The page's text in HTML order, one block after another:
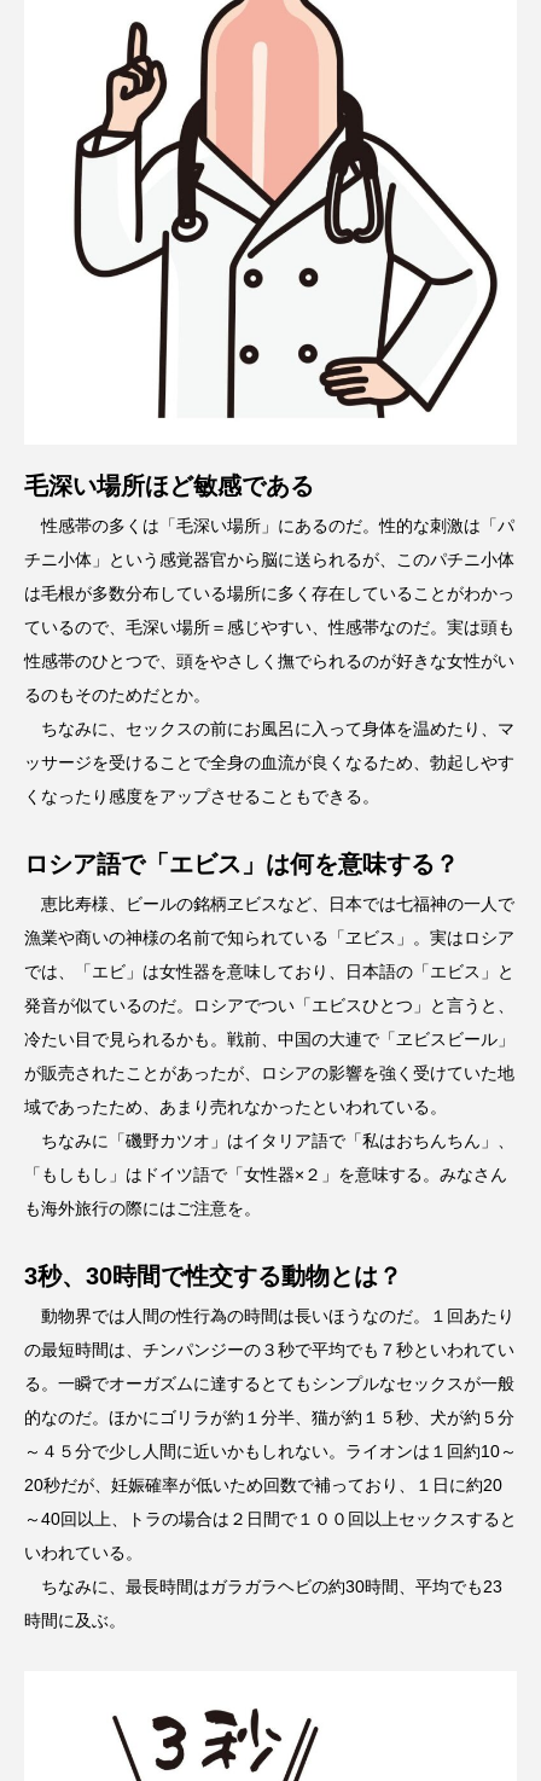
毛深い場所ほど敏感である
性感帯の多くは「毛深い場所」にあるのだ。性的な刺激は「パ
チニ小体」という感覚器官から脳に送られるが、このパチニ小体
は毛根が多数分布している場所に多く存在していることがわかっ
ているので、毛深い場所＝感じやすい、性感帯なのだ。実は頭も
性感帯のひとつで、頭をやさしく撫でられるのが好きな女性がい
るのもそのためだとか。
ちなみに、セックスの前にお風呂に入って身体を温めたり、マ
ッサージを受けることで全身の血流が良くなるため、勃起しやす
くなったり感度をアップさせることもできる。
ロシア語で「エビス」は何を意味する？
恵比寿様、ビールの銘柄ヱビスなど、日本では七福神の一人で
漁業や商いの神様の名前で知られている「ヱビス」。実はロシア
では、「エビ」は女性器を意味しており、日本語の「エビス」と
発音が似ているのだ。ロシアでつい「エビスひとつ」と言うと、
冷たい目で見られるかも。戦前、中国の大連で「ヱビスビール」
が販売されたことがあったが、ロシアの影響を強く受けていた地
域であったため、あまり売れなかったといわれている。
ちなみに「磯野カツオ」はイタリア語で「私はおちんちん」、
「もしもし」はドイツ語で「女性器×２」を意味する。みなさん
も海外旅行の際にはご注意を。
3秒、30時間で性交する動物とは？
動物界では人間の性行為の時間は長いほうなのだ。１回あたり
の最短時間は、チンパンジーの３秒で平均でも７秒といわれてい
る。一瞬でオーガズムに達するとてもシンプルなセックスが一般
的なのだ。ほかにゴリラが約１分半、猫が約１５秒、犬が約５分
～４５分で少し人間に近いかもしれない。ライオンは１回約10～
20秒だが、妊娠確率が低いため回数で補っており、１日に約20
～40回以上、トラの場合は２日間で１００回以上セックスすると
いわれている。
ちなみに、最長時間はガラガラヘビの約30時間、平均でも23
時間に及ぶ。